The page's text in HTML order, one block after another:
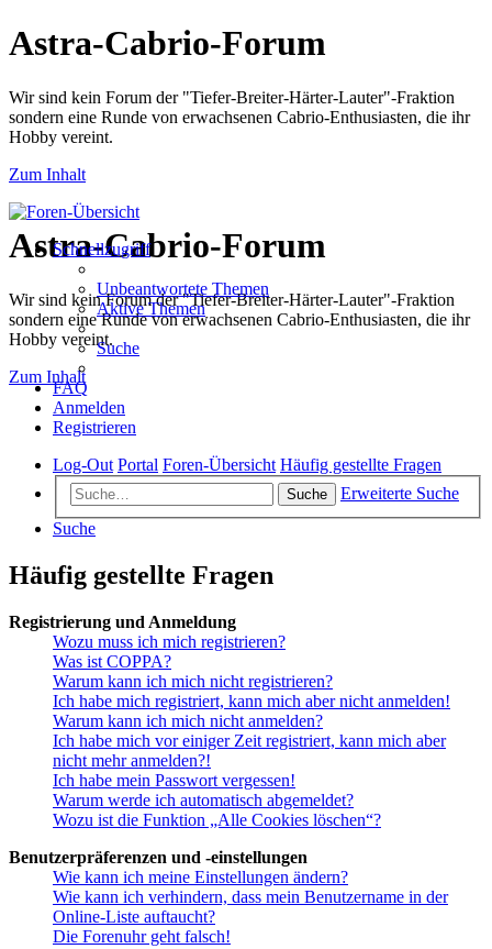
Astra-Cabrio-Forum
Wir sind kein Forum der "Tiefer-Breiter-Härter-Lauter"-Fraktion
sondern eine Runde von erwachsenen Cabrio-Enthusiasten, die ihr
Hobby vereint.
Zum Inhalt
Astra-Cabrio-Forum
Wir sind kein Forum der "Tiefer-Breiter-Härter-Lauter"-Fraktion
sondern eine Runde von erwachsenen Cabrio-Enthusiasten, die ihr
Hobby vereint.
Zum Inhalt
Schnellzugriff
Unbeantwortete Themen
Aktive Themen
Suche
FAQ
Anmelden
Registrieren
Log-Out Portal Foren-Übersicht Häufig gestellte Fragen
Suche
Erweiterte Suche
Suche
Häufig gestellte Fragen
Registrierung und Anmeldung
Wozu muss ich mich registrieren?
Was ist COPPA?
Warum kann ich mich nicht registrieren?
Ich habe mich registriert, kann mich aber nicht anmelden!
Warum kann ich mich nicht anmelden?
Ich habe mich vor einiger Zeit registriert, kann mich aber
nicht mehr anmelden?!
Ich habe mein Passwort vergessen!
Warum werde ich automatisch abgemeldet?
Wozu ist die Funktion „Alle Cookies löschen“?
Benutzerpräferenzen und -einstellungen
Wie kann ich meine Einstellungen ändern?
Wie kann ich verhindern, dass mein Benutzername in der
Online-Liste auftaucht?
Die Forenuhr geht falsch!